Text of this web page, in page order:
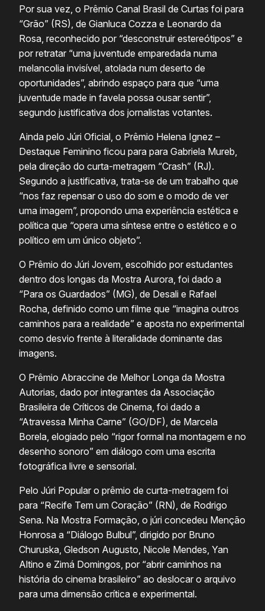
Por sua vez, o Prêmio Canal Brasil de Curtas foi para
“Grão” (RS), de Gianluca Cozza e Leonardo da
Rosa, reconhecido por “desconstruir estereótipos” e
por retratar “uma juventude emparedada numa
melancolia invisível, atolada num deserto de
oportunidades”, abrindo espaço para que “uma
juventude made in favela possa ousar sentir”,
segundo justificativa dos jornalistas votantes.
Ainda pelo Júri Oficial, o Prêmio Helena Ignez –
Destaque Feminino ficou para para Gabriela Mureb,
pela direção do curta-metragem “Crash” (RJ).
Segundo a justificativa, trata-se de um trabalho que
“nos faz repensar o uso do som e o modo de ver
uma imagem”, propondo uma experiência estética e
política que “opera uma síntese entre o estético e o
político em um único objeto”.
O Prêmio do Júri Jovem, escolhido por estudantes
dentro dos longas da Mostra Aurora, foi dado a
“Para os Guardados” (MG), de Desali e Rafael
Rocha, definido como um filme que “imagina outros
caminhos para a realidade” e aposta no experimental
como desvio frente à literalidade dominante das
imagens.
O Prêmio Abraccine de Melhor Longa da Mostra
Autorias, dado por integrantes da Associação
Brasileira de Críticos de Cinema, foi dado a
“Atravessa Minha Carne” (GO/DF), de Marcela
Borela, elogiado pelo “rigor formal na montagem e no
desenho sonoro” em diálogo com uma escrita
fotográfica livre e sensorial.
Pelo Júri Popular o prêmio de curta-metragem foi
para “Recife Tem um Coração” (RN), de Rodrigo
Sena. Na Mostra Formação, o júri concedeu Menção
Honrosa a “Diálogo Bulbul”, dirigido por Bruno
Churuska, Gledson Augusto, Nicole Mendes, Yan
Altino e Zimá Domingos, por “abrir caminhos na
história do cinema brasileiro” ao deslocar o arquivo
para uma dimensão crítica e experimental.